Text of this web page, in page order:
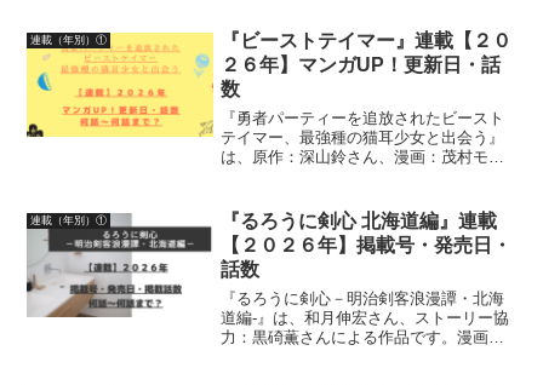
UP！更新日、話数について、詳しく紹介
しています
連載（年別）①
『ビーストテイマー』連載【２０
２６年】マンガUP！更新日・話
数
『勇者パーティーを追放されたビースト
テイマー、最強種の猫耳少女と出会う』
は、原作：深山鈴さん、漫画：茂村モト
６年】マンガUP！更新日、話数につい
て、詳しく紹介しています
連載（年別）①
『るろうに剣心 北海道編』連載
【２０２６年】掲載号・発売日・
話数
『るろうに剣心－明治剣客浪漫譚・北海
道編-』は、和月伸宏さん、ストーリー協
力：黒碕薫さんによる作品です。漫画の